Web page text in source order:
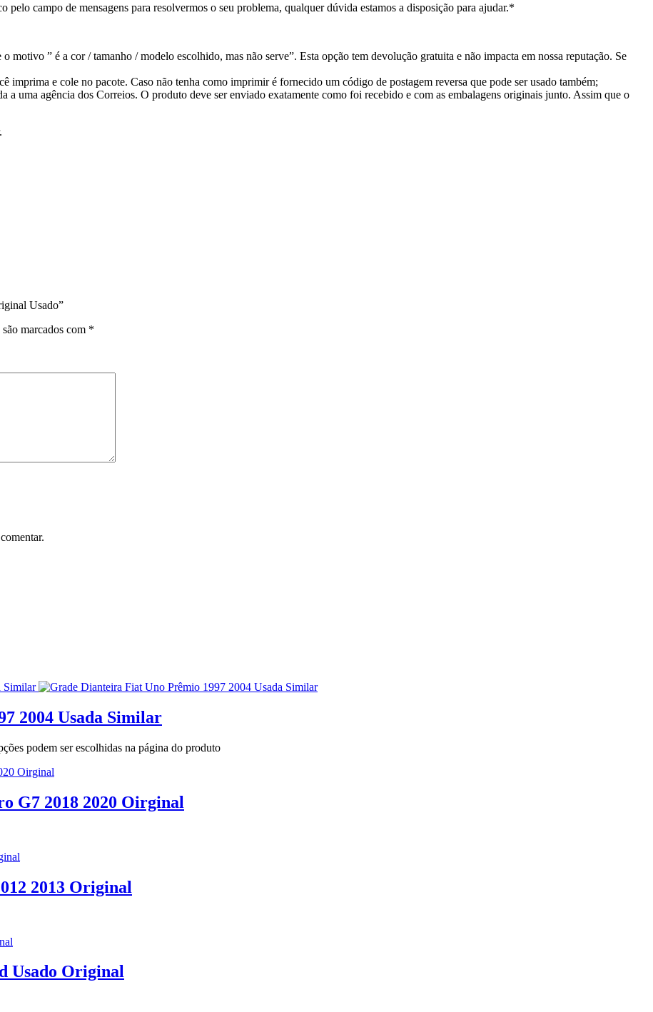
campo de mensagens para resolvermos o seu problema, qualquer dúvida estamos a disposição para ajudar.*
motivo ” é a cor / tamanho / modelo escolhido, mas não serve”. Esta opção tem devolução gratuita e não impacta em nossa reputação. Se
imprima e cole no pacote. Caso não tenha como imprimir é fornecido um código de postagem reversa que pode ser usado também;
a uma agência dos Correios. O produto deve ser enviado exatamente como foi recebido e com as embalagens originais junto. Assim que o
Usado”
marcados com *
2004 Usada Similar
podem ser escolhidas na página do produto
G7 2018 2020 Oirginal
2013 Original
Usado Original